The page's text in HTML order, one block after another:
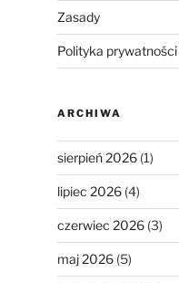
Zasady
Polityka prywatności
ARCHIWA
sierpień 2026(1)
lipiec 2026(4)
czerwiec 2026(3)
maj 2026(5)